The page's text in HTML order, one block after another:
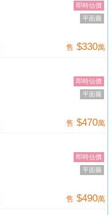
即時估價
平面圖
售 $330萬
即時估價
平面圖
售 $470萬
即時估價
平面圖
售 $490萬